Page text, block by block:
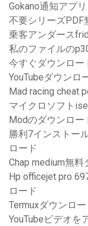
Gokano通知アプ
不要シリーズPDF
乗客アンダース
私のファイルの
今すぐダウンロ
YouTubeダウンロ
Mad racing cheat
マイクロソフト
Modのダウンロー
勝利7インストー
ロード
Chap medium無料
Hp officejet pro
ロード
Termuxダウンロー
YouTubeビデオを